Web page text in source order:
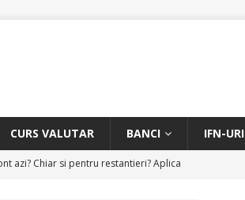
CURS VALUTAR BANCI IFN-URI
azi? Chiar si pentru restantieri? Aplica